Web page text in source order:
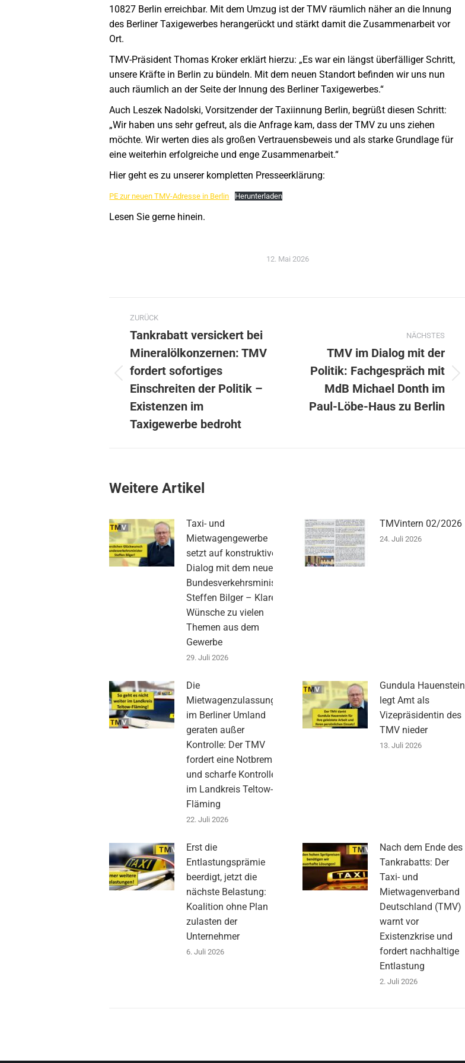
10827 Berlin erreichbar. Mit dem Umzug ist der TMV räumlich näher an die Innung
des Berliner Taxigewerbes herangerückt und stärkt damit die Zusammenarbeit vor
Ort.
TMV-Präsident Thomas Kroker erklärt hierzu: „Es war ein längst überfälliger Schritt,
unsere Kräfte in Berlin zu bündeln. Mit dem neuen Standort befinden wir uns nun
auch räumlich an der Seite der Innung des Berliner Taxigewerbes.“
Auch Leszek Nadolski, Vorsitzender der Taxiinnung Berlin, begrüßt diesen Schritt:
„Wir haben uns sehr gefreut, als die Anfrage kam, dass der TMV zu uns ziehen
möchte. Wir werten dies als großen Vertrauensbeweis und als starke Grundlage für
eine weiterhin erfolgreiche und enge Zusammenarbeit.“
Hier geht es zu unserer kompletten Presseerklärung:
PE zur neuen TMV-Adresse in Berlin Herunterladen
Lesen Sie gerne hinein.
12. Mai 2026
Kommentarnavigation
ZURÜCK
Beitrag:
Tankrabatt versickert bei
Mineralölkonzernen: TMV
fordert sofortiges
Einschreiten der Politik –
Existenzen im
Taxigewerbe bedroht
NÄCHSTES
Beitrag:
TMV im Dialog mit der
Politik: Fachgespräch mit
MdB Michael Donth im
Paul-Löbe-Haus zu Berlin
Weitere Artikel
Taxi- und
Mietwagengewerbe
setzt auf konstruktiven
Dialog mit dem neuen
Bundesverkehrsminister
Steffen Bilger – Klare
Wünsche zu vielen
Themen aus dem
Gewerbe
29. Juli 2026
TMVintern 02/2026
24. Juli 2026
Die
Mietwagenzulassungen
im Berliner Umland
geraten außer
Kontrolle: Der TMV
fordert eine Notbremse
und scharfe Kontrollen
im Landkreis Teltow-
Fläming
22. Juli 2026
Gundula Hauenstein
legt Amt als
Vizepräsidentin des
TMV nieder
13. Juli 2026
Erst die
Entlastungsprämie
beerdigt, jetzt die
nächste Belastung:
Koalition ohne Plan
zulasten der
Unternehmer
6. Juli 2026
Nach dem Ende des
Tankrabatts: Der
Taxi- und
Mietwagenverband
Deutschland (TMV)
warnt vor
Existenzkrise und
fordert nachhaltige
Entlastung
2. Juli 2026